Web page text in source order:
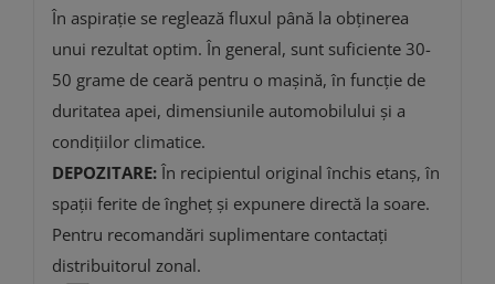
În aspirație se reglează fluxul până la obținerea
unui rezultat optim. În general, sunt suficiente 30-
50 grame de ceară pentru o mașină, în funcție de
duritatea apei, dimensiunile automobilului și a
condițiilor climatice.
DEPOZITARE:În recipientul original închis etanș, în
spații ferite de îngheţ şi expunere directă la soare.
Pentru recomandări suplimentare contactați
distribuitorul zonal.